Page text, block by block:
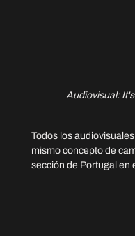
Audiovisual:
Todos los
mismo concepto de
sección de Portugal en